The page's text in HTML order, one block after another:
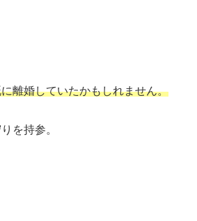
離婚していたかもしれません。
を持参。